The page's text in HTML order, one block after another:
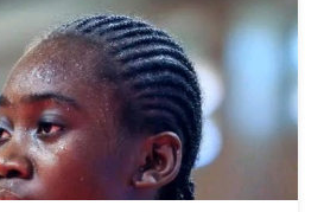
© Basket 237